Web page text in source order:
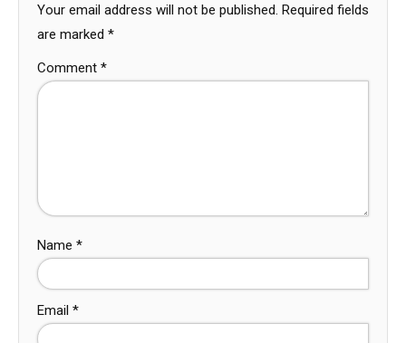
Your email address will not be published. Required fields
are marked *
Comment *
Name *
Email *